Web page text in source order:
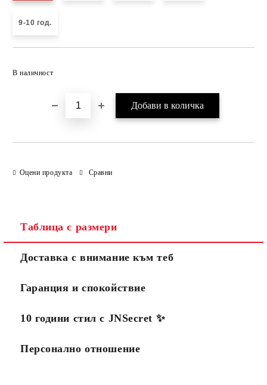
9-10 год.
В наличност
Оцени продукта Сравни
Таблица с размери
Доставка с внимание към теб
Гаранция и спокойствие
10 години стил с JNSecret ✨️
Персонално отношение